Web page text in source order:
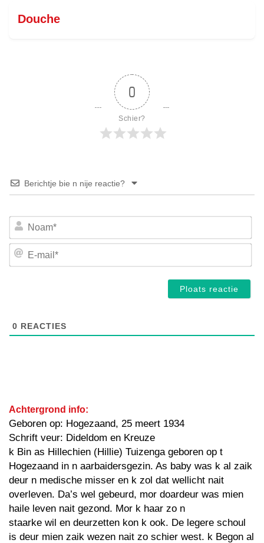
Douche
0
Schier?
Berichtje bie n nije reactie?
E-
0 REACTIES
Achtergrond info:
Geboren op: Hogezaand, 25 meert 1934
Schrift veur: Dideldom en Kreuze
k Bin as Hillechien (Hillie) Tuizenga geboren op t
Hogezaand in n aarbaidersgezin. As baby was k al zaik
deur n medische misser en k zol dat wellicht nait
overleven. Da’s wel gebeurd, mor doardeur was mien
haile leven nait gezond. Mor k haar zo n
staarke wil en deurzetten kon k ook. De legere schoul
is deur mien zaik wezen nait zo schier west. k Begon al